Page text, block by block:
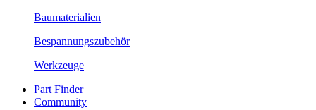
Baumaterialien
Bespannungszubehör
Werkzeuge
Part Finder
Community